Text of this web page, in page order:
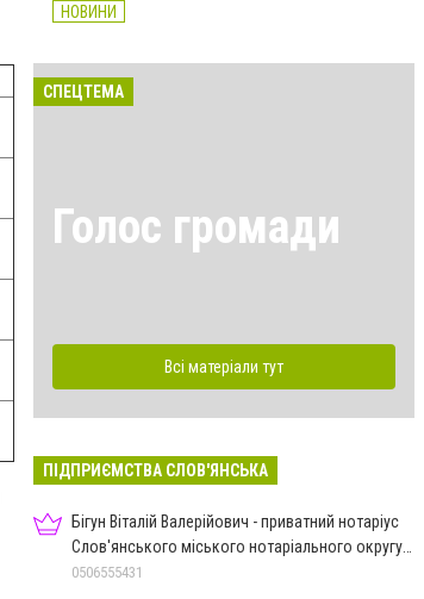
НОВИНИ
СПЕЦТЕМА
Голос громади
Всі матеріали тут
ПІДПРИЄМСТВА СЛОВ'ЯНСЬКА
Бігун Віталій Валерійович - приватний нотаріус
Слов'янського міського нотаріального округу
Дон.обл.
0506555431